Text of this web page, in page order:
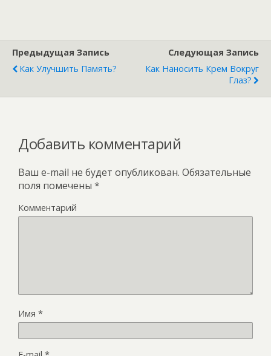
Предыдущая Запись
Как Улучшить Память?
Следующая Запись
Как Наносить Крем Вокруг
Глаз?
Добавить комментарий
Ваш e-mail не будет опубликован. Обязательные
поля помечены *
Комментарий
Имя *